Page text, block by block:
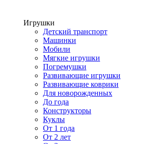
Игрушки
Детский транспорт
Машинки
Мобили
Мягкие игрушки
Погремушки
Развивающие игрушки
Развивающие коврики
Для новорожденных
До года
Конструкторы
Куклы
От 1 года
От 2 лет